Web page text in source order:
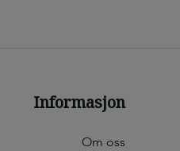
Informasjon
Om oss